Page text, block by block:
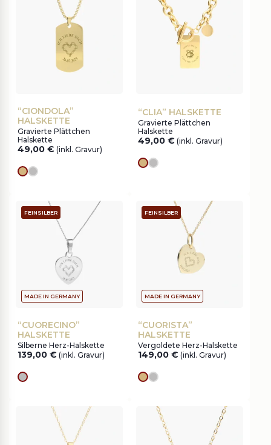
“CIONDOLA”
HALSKETTE
Gravierte Plättchen
Halskette
49,00 € (inkl. Gravur)
Goldes
silver
“CLIA” HALSKETTE
Gravierte Plättchen
Halskette
49,00 € (inkl. Gravur)
Goldes
silver
FEINSILBER
MADE IN GERMANY
“CUORECINO”
HALSKETTE
Silberne Herz-Halskette
139,00 € (inkl. Gravur)
silver
FEINSILBER
MADE IN GERMANY
“CUORISTA”
HALSKETTE
Vergoldete Herz-Halskette
149,00 € (inkl. Gravur)
Goldes
silver